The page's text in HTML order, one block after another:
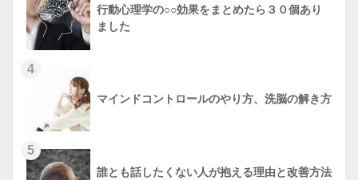
行動心理学の○○効果をまとめたら３０個あり
ました
4
マインドコントロールのやり方、洗脳の解き方
5
誰とも話したくない人が抱える理由と改善方法